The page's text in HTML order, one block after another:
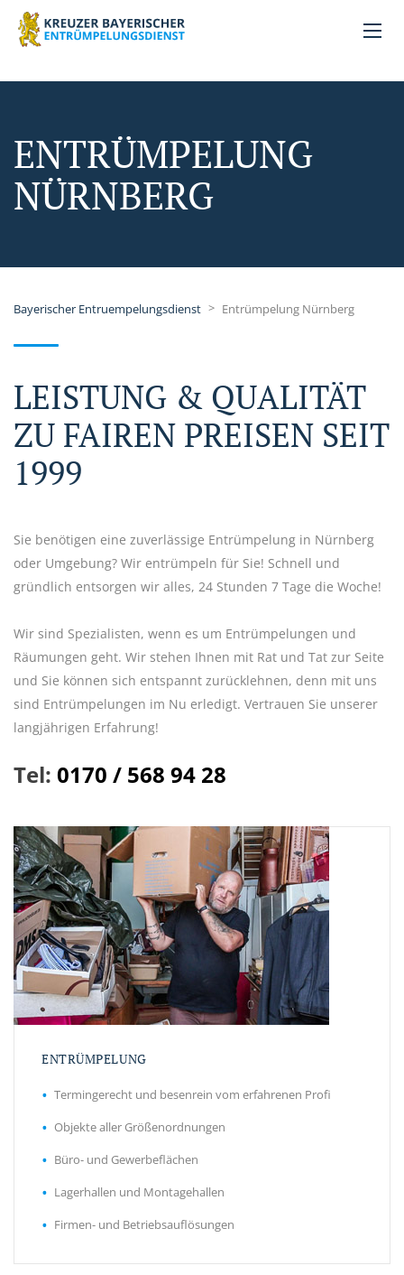
ENTRÜMPELUNG
NÜRNBERG
Bayerischer Entruempelungsdienst > Entrümpelung Nürnberg
LEISTUNG & QUALITÄT
ZU FAIREN PREISEN SEIT
1999
Sie benötigen eine zuverlässige Entrümpelung in Nürnberg
oder Umgebung? Wir entrümpeln für Sie! Schnell und
gründlich entsorgen wir alles, 24 Stunden 7 Tage die Woche!
Wir sind Spezialisten, wenn es um Entrümpelungen und
Räumungen geht. Wir stehen Ihnen mit Rat und Tat zur Seite
und Sie können sich entspannt zurücklehnen, denn mit uns
sind Entrümpelungen im Nu erledigt. Vertrauen Sie unserer
langjährigen Erfahrung!
Tel: 0170 / 568 94 28
ENTRÜMPELUNG
Termingerecht und besenrein vom erfahrenen Profi
Objekte aller Größenordnungen
Büro- und Gewerbeflächen
Lagerhallen und Montagehallen
Firmen- und Betriebsauflösungen